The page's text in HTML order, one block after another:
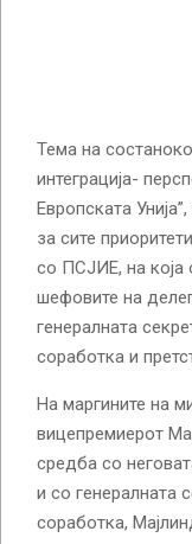
Тема на
интеграција-
Европската
за сите
со ПСЈИЕ, на која
шефовите на
генералната
соработка и
На маргините на
вицепремиерот
средба со
и со генералната
соработка,